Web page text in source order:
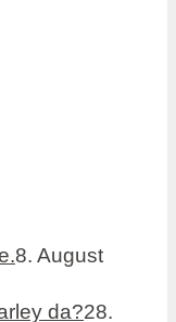
8. August
da?28.